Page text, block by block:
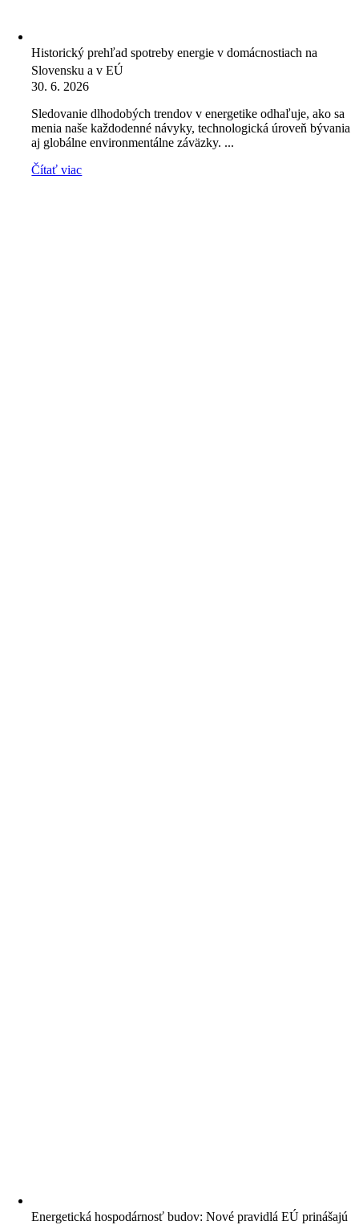
Historický prehľad spotreby energie v domácnostiach na
Slovensku a v EÚ
30. 6. 2026
Sledovanie dlhodobých trendov v energetike odhaľuje, ako sa
menia naše každodenné návyky, technologická úroveň bývania
aj globálne environmentálne záväzky. ...
Čítať viac
Energetická hospodárnosť budov: Nové pravidlá EÚ prinášajú